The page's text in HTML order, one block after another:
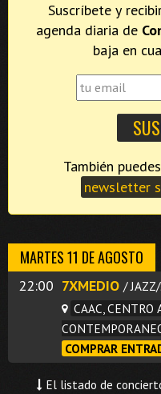
Suscríbete y
agenda diaria de
baja en
newsletter
MARTES 11 DE AGOSTO
22:00 7XMEDIO /
CAAC, CENTRO
COMPRAR
El listado de